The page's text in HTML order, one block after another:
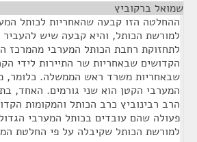
שמואל ברקוביץ
ההחלטה הזו קבעה שהאחריות לכותל
למורשת הכותל, והיא קבעה שיש להעביר
לתחזוקת רחבת הכותל המערבי מהמרכז
הקדושים שבאחריות שר התיירות לידי
שבאחריות משרד ראש הממשלה. כלומר,
המערבי הקטן הוא שני גורמים. האחד,
הרב רבינוביץ כרב הכותל והמקומות
פעולה שהם עובדים בכותל המערבי
למורשת הכותל שקיבלה על פי החלטת